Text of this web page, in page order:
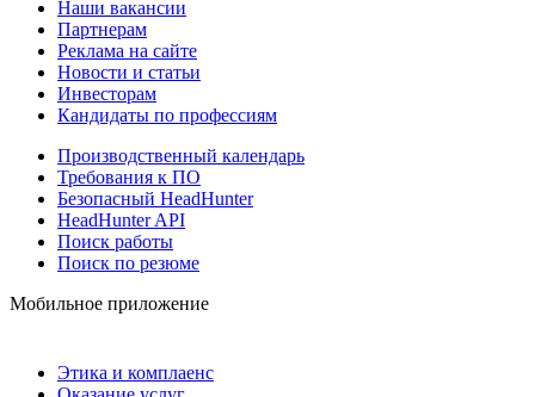
Наши вакансии
Партнерам
Реклама на сайте
Новости и статьи
Инвесторам
Кандидаты по профессиям
Производственный календарь
Требования к ПО
Безопасный HeadHunter
HeadHunter API
Поиск работы
Поиск по резюме
Мобильное приложение
Этика и комплаенс